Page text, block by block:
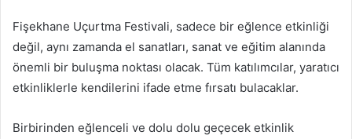
Fişekhane Uçurtma Festivali, sadece bir eğlence etkinliği
değil, aynı zamanda el sanatları, sanat ve eğitim alanında
önemli bir buluşma noktası olacak. Tüm katılımcılar, yaratıcı
etkinliklerle kendilerini ifade etme fırsatı bulacaklar.
Birbirinden eğlenceli ve dolu dolu geçecek etkinlik